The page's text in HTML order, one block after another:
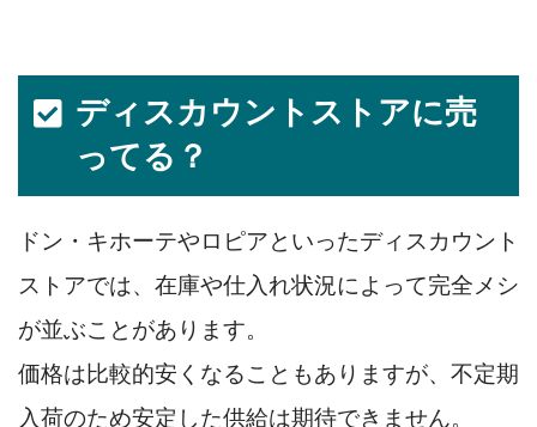
ディスカウントストアに売
ってる？
ドン・キホーテやロピアといったディスカウント
ストアでは、在庫や仕入れ状況によって完全メシ
が並ぶことがあります。
価格は比較的安くなることもありますが、不定期
入荷のため安定した供給は期待できません。